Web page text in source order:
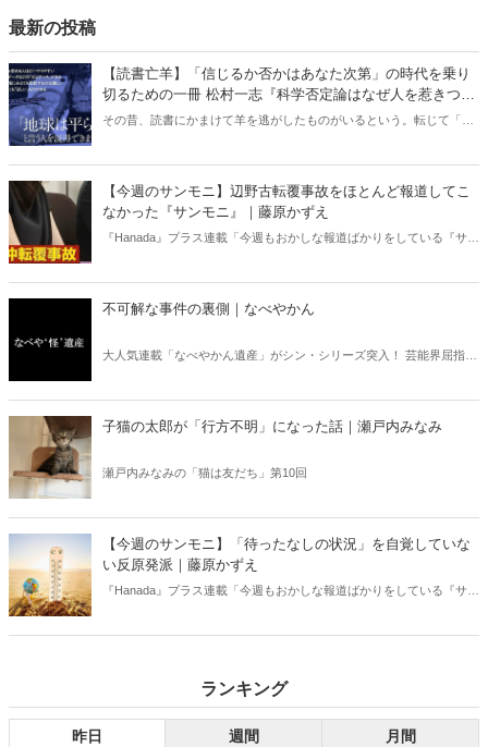
最新の投稿
【読書亡羊】「信じるか否かはあなた次第」の時代を乗り
切るための一冊 松村一志『科学否定論はなぜ人を惹きつけ
るのか』（ちくま新書）｜梶原麻衣子
その昔、読書にかまけて羊を逃がしたものがいるという。転じて「読
ある。元月刊『Hanada』編集部員のライター・梶原がお送りする時事
書評！
【今週のサンモニ】辺野古転覆事故をほとんど報道してこ
なかった『サンモニ』｜藤原かずえ
『Hanada』プラス連載「今週もおかしな報道ばかりをしている『サン
不可解な事件の裏側｜なべやかん
大人気連載「なべやかん遺産」がシン・シリーズ突入！ 芸能界屈指の
信じるか信じないかは、あなた次第！ 芸能ニュース
子猫の太郎が「行方不明」になった話｜瀬戸内みなみ
瀬戸内みなみの「猫は友だち」第10回
【今週のサンモニ】「待ったなしの状況」を自覚していな
い反原発派｜藤原かずえ
『Hanada』プラス連載「今週もおかしな報道ばかりをしている『サン
ランキング
昨日 週間 月間